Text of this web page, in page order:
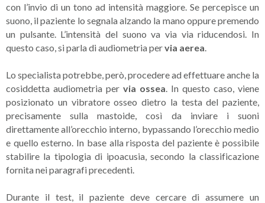
con l’invio di un tono ad intensità maggiore. Se percepisce un
suono, il paziente lo segnala alzando la mano oppure premendo
un pulsante. L’intensità del suono va via via riducendosi. In
questo caso, si parla di audiometria pervia aerea
Lo specialista potrebbe, però, procedere ad effettuare anche la
cosiddetta audiometria per via ossea . In questo caso, viene
posizionato un vibratore osseo dietro la testa del paziente,
precisamente sulla mastoide, così da inviare i suoni
direttamente all’orecchio interno, bypassando l’orecchio medio
e quello esterno. In base alla risposta del paziente è possibile
stabilire la tipologia di ipoacusia, secondo la classificazione
fornita nei paragrafi precedenti.
Durante il test, il paziente deve cercare di assumere un